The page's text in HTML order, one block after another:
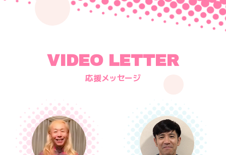
2019.08.13
RBC iラジオで「ピンクドット沖縄」が取り上げ
2019.08.07
JAL LGBT ALLY チャーター便で行く沖縄
VIDEO LETTER
応援メッセージ